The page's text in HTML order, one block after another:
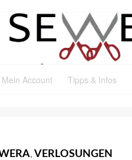
Mein Account Tipps & Infos
,VERLOSUNGEN